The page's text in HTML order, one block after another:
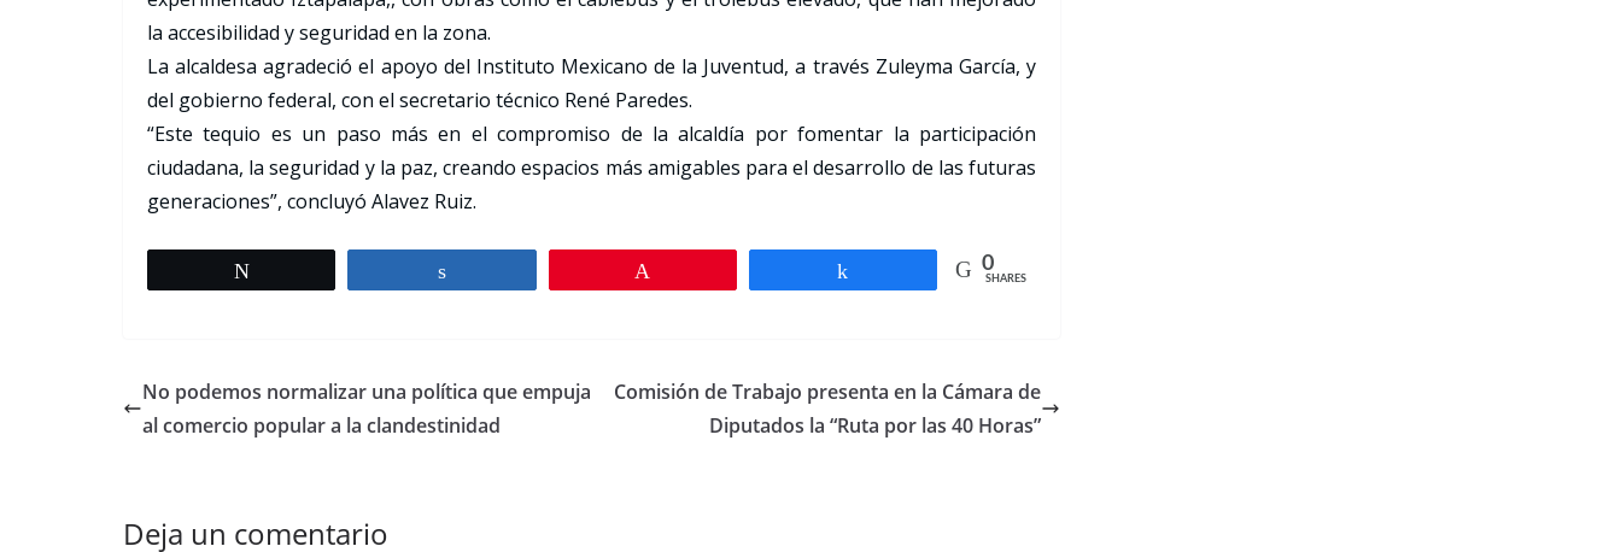
la accesibilidad y seguridad en la zona.
La alcaldesa agradeció el apoyo del Instituto Mexicano de la Juventud, a través Zuleyma García, y
del gobierno federal, con el secretario técnico René Paredes.
“Este tequio es un paso más en el compromiso de la alcaldía por fomentar la participación
ciudadana, la seguridad y la paz, creando espacios más amigables para el desarrollo de las futuras
generaciones”, concluyó Alavez Ruiz.
0
SHARES
No podemos normalizar una política que empuja
al comercio popular a la clandestinidad
Comisión de Trabajo presenta en la Cámara de
Diputados la “Ruta por las 40 Horas”
Deja un comentario